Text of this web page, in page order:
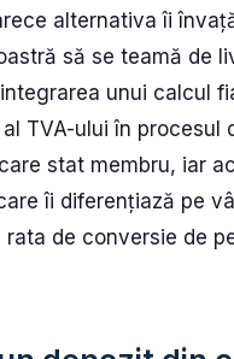
alternativa îi
să se teamă de
unui calcul
TVA-ului în procesul
stat membru, iar
îi diferențiază pe
rata de conversie de